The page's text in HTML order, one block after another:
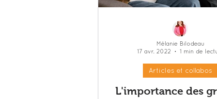
94,7 Rouge FM -
105,3 Rouge FM -
L'importance des
Articles et collabos
Mélanie Bilodeau
17 avr. 2022
1 min de